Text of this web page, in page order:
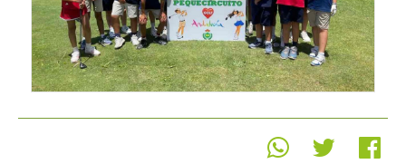
Real Federación Andaluza de